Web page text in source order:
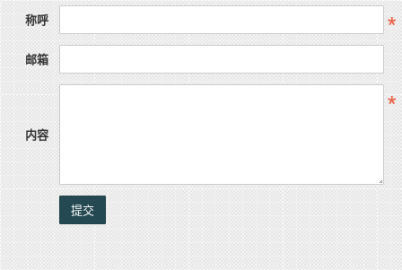
称呼
邮箱
内容